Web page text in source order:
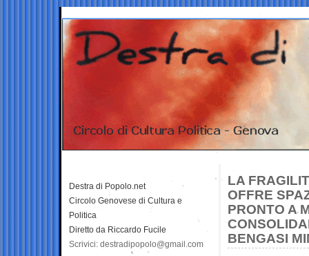
LA
OFFRE
PRONTO A
BENGASI
Destra di Popolo.net
Circolo Genovese di Cultura e
Politica
Diretto da Riccardo Fucile
Scrivici: destradipopolo@gmail.com